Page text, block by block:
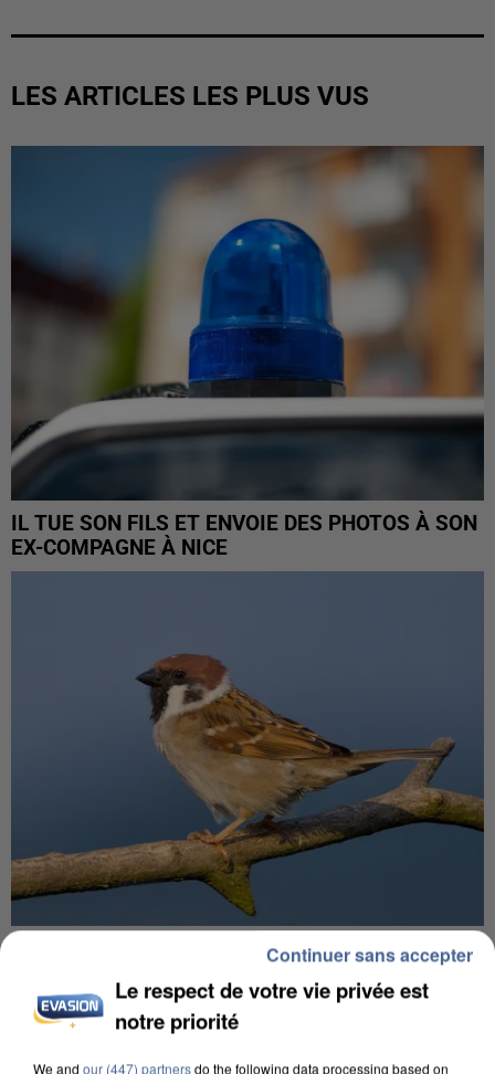
LES ARTICLES LES PLUS VUS
IL TUE SON FILS ET ENVOIE DES PHOTOS À SON
EX-COMPAGNE À NICE
APRÈS TOUTES CES CANICULES, LES REFUGES
Le respect de votre vie privée est
notre priorité
We and our (447) partnersdo the following data processing based on
Continuer sans accepter